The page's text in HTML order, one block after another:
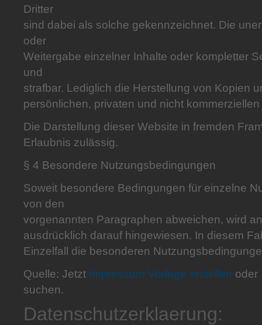
Dritter
sind dabei als solche gekennzeichnet. Die
oder
Weitergabe einzelner Inhalte oder kompletter
und
strafbar. Lediglich die Herstellung von Kopien
persönlichen, privaten und nicht
Die Darstellung dieser Website in fremden
Erlaubnis zulässig.
§ 4 Besondere Nutzungsbedingungen
Soweit besondere Bedingungen für einzelne
von den
vorgenannten Paragraphen abweichen, wird
ausdrücklich darauf hingewiesen. In diesem
Einzelfall die besonderen
Quelle: Jetzt Impressum Vorlage erstellen oder
suchen.
Datenschutzerklaerung: